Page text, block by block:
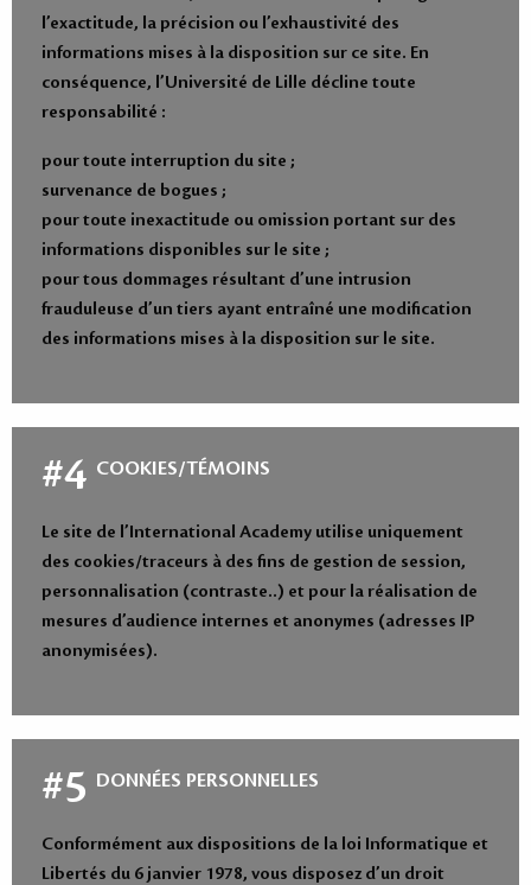
l’exactitude, la précision ou l’exhaustivité des
informations mises à la disposition sur ce site. En
conséquence, l’Université de Lille décline toute
responsabilité :
pour toute interruption du site ;
survenance de bogues ;
pour toute inexactitude ou omission portant sur des
informations disponibles sur le site ;
pour tous dommages résultant d’une intrusion
frauduleuse d’un tiers ayant entraîné une modification
des informations mises à la disposition sur le site.
#4 COOKIES/TÉMOINS
Le site de l’International Academy utilise uniquement
des cookies/traceurs à des fins de gestion de session,
personnalisation (contraste..) et pour la réalisation de
mesures d’audience internes et anonymes (adresses IP
anonymisées).
#5 DONNÉES PERSONNELLES
Conformément aux dispositions de la loi Informatique et
Libertés du 6 janvier 1978, vous disposez d’un droit